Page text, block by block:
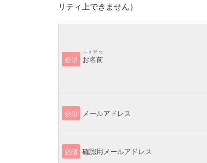
リティ上できません）
必須 お名前
ふりがな
必須 メールアドレス
必須 確認用メールアドレス